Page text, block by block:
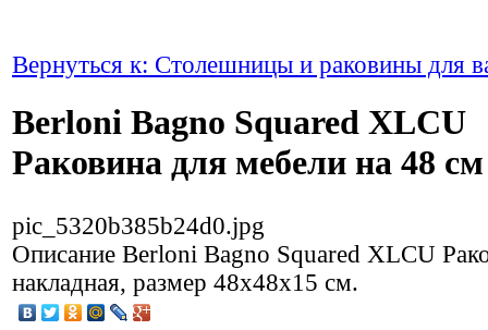
Вернуться к: Столешницы и раковины для
Berloni Bagno Squared XLCU
Раковина для мебели на 48 см
pic_5320b385b24d0.jpg
Описание Berloni Bagno Squared XLCU
накладная, размер 48х48х15 см.